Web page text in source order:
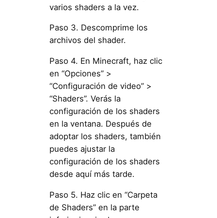
varios shaders a la vez.
Paso 3. Descomprime los
archivos del shader.
Paso 4. En Minecraft, haz clic
en “Opciones” >
“Configuración de video” >
“Shaders”. Verás la
configuración de los shaders
en la ventana. Después de
adoptar los shaders, también
puedes ajustar la
configuración de los shaders
desde aquí más tarde.
Paso 5. Haz clic en “Carpeta
de Shaders” en la parte